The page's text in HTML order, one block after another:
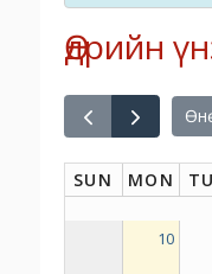
Өдрийн
SUN MON
10